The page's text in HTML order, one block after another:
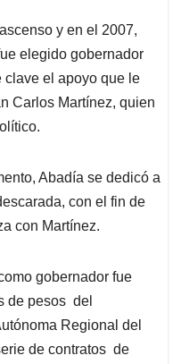
y en el 2007,
elegido gobernador
clave el apoyo que le
Carlos Martínez, quien
Abadía se dedicó a
con el fin de
con Martínez.
gobernador fue
de pesos del
Regional del
de contratos de